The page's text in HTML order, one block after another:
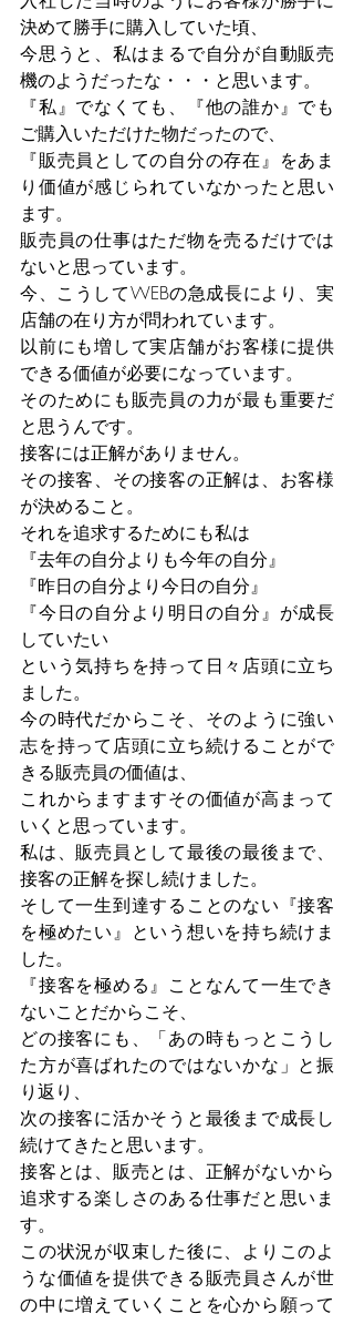
決めて勝手に購入していた頃、
今思うと、私はまるで自分が自動販売
機のようだったな・・・と思います。
『私』でなくても、『他の誰か』でも
ご購入いただけた物だったので、
『販売員としての自分の存在』をあま
り価値が感じられていなかったと思い
ます。
販売員の仕事はただ物を売るだけでは
ないと思っています。
今、こうしてWEBの急成長により、実
店舗の在り方が問われています。
以前にも増して実店舗がお客様に提供
できる価値が必要になっています。
そのためにも販売員の力が最も重要だ
と思うんです。
接客には正解がありません。
その接客、その接客の正解は、お客様
が決めること。
それを追求するためにも私は
『去年の自分よりも今年の自分』
『昨日の自分より今日の自分』
『今日の自分より明日の自分』が成長
していたい
という気持ちを持って日々店頭に立ち
ました。
今の時代だからこそ、そのように強い
志を持って店頭に立ち続けることがで
きる販売員の価値は、
これからますますその価値が高まって
いくと思っています。
私は、販売員として最後の最後まで、
接客の正解を探し続けました。
そして一生到達することのない『接客
を極めたい』という想いを持ち続けま
した。
『接客を極める』ことなんて一生でき
ないことだからこそ、
どの接客にも、「あの時もっとこうし
た方が喜ばれたのではないかな」と振
り返り、
次の接客に活かそうと最後まで成長し
続けてきたと思います。
接客とは、販売とは、正解がないから
追求する楽しさのある仕事だと思いま
す。
この状況が収束した後に、よりこのよ
うな価値を提供できる販売員さんが世
の中に増えていくことを心から願って